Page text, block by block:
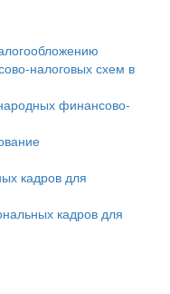
налоговых схем в
финансово-
кадров для
кадров для